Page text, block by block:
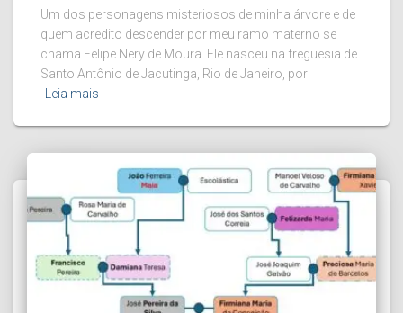
Um dos personagens misteriosos de minha árvore e de
quem acredito descender por meu ramo materno se
chama Felipe Nery de Moura. Ele nasceu na freguesia de
Santo Antônio de Jacutinga, Rio de Janeiro, por
Leia mais